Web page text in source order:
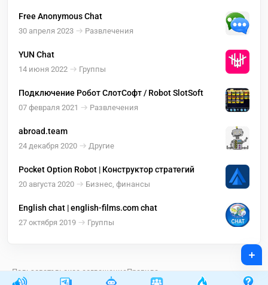
Free Anonymous Chat
30 апреля 2023 Развлечения
YUN Chat
14 июня 2022 Группы
Подключение Робот СлотСофт / Robot SlotSoft
07 февраля 2021 Развлечения
abroad.team
24 декабря 2020 Другие
Pocket Option Robot | Конструктор стратегий
20 августа 2020 Бизнес, финансы
English chat | english-films.com chat
27 октября 2019 Группы
Пользовательское соглашениеПравила
+